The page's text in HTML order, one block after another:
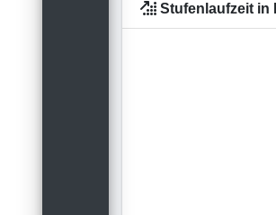
Stufenlaufzeit in